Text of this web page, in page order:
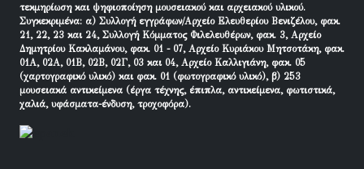
τεκμηρίωση και ψηφιοποίηση μουσειακού και αρχειακού υλικού.
Συγκεκριμένα: α) Συλλογή εγγράφων/Αρχείο Ελευθερίου Βενιζέλου, φακ.
21, 22, 23 και 24, Συλλογή Κόμματος Φιλελευθέρων, φακ. 3, Αρχείο
Δημητρίου Κακλαμάνου, φακ. 01 - 07, Αρχείο Κυριάκου Μητσοτάκη, φακ.
01Α, 02Α, 01Β, 02Β, 02Γ, 03 και 04, Αρχείο Καλλιγιάνη, φακ. 05
(χαρτογραφικό υλικό) και φακ. 01 (φωτογραφικό υλικό), β) 253
μουσειακά αντικείμενα (έργα τέχνης, έπιπλα, αντικείμενα, φωτιστικά,
χαλιά, υφάσματα-ένδυση, τροχοφόρα).